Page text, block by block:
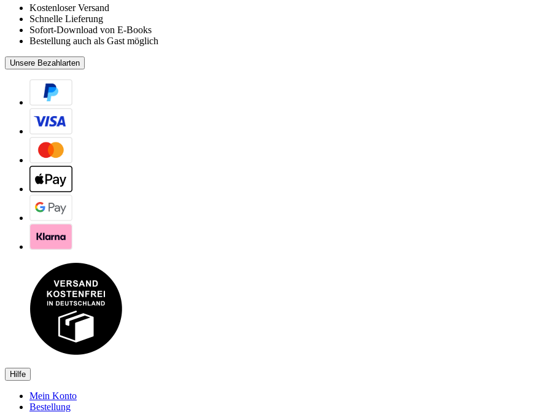
Kostenloser Versand
Schnelle Lieferung
Sofort-Download von E-Books
Bestellung auch als Gast möglich
Unsere Bezahlarten
Hilfe
Mein Konto
Bestellung